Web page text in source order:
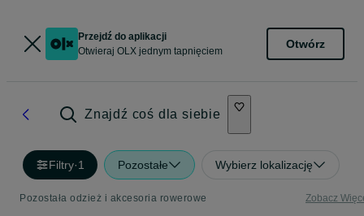
Przejdź do aplikacji
Otwieraj OLX jednym tapnięciem
Otwórz
Znajdź coś dla siebie
Filtry·1 Pozostałe Wybierz lokalizację
Pozostała odzież i akcesoria rowerowe Zobacz